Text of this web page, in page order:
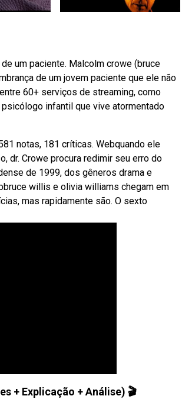
um paciente. Malcolm crowe (bruce
de um jovem paciente que ele não
60+ serviços de streaming, como
infantil que vive atormentado
notas, 181 críticas. Webquando ele
dr. Crowe procura redimir seu erro do
de 1999, dos gêneros drama e
willis e olivia williams chegam em
mas rapidamente são. O sexto
+ Explicação + Análise) 🎬